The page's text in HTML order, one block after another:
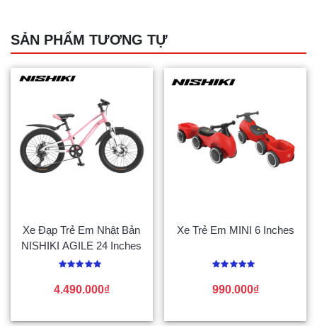
SẢN PHẨM TƯƠNG TỰ
Xe Đạp Trẻ Em Nhật Bản
NISHIKI AGILE 24 Inches
xếp
hạng
sao
4.490.000₫
Xe Trẻ Em MINI 6 Inches
xếp
hạng
sao
990.000₫